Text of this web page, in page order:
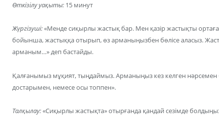
Өткізілу уақыты: 15 минут
Жүргізуші:«Менде сиқырлы жастық бар. Мен қазір жастықты
бойынша, жастыққа отырып, өз арманыңызбен бөлісе аласыз.
арманым…» деп бастайды.
Қалғанымыз мұқият, тыңдаймыз. Арманыңыз кез келген
достарымен, немесе осы топпен».
Талқылау:«Сиқырлы жастықта» отырғанда қандай сезімде